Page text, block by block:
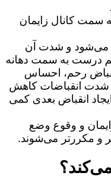
کانال زایمان
و شدت آن
به سمت دهانه
رحم، احساس
انقباضات کاهش
انقباض بعدی کمی
و وقوع وضع
می‌شوند.